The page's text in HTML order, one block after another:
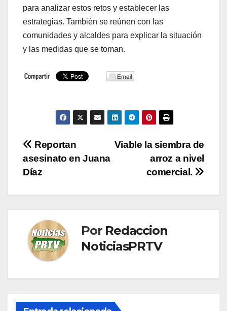
para analizar estos retos y establecer las
estrategias. También se reúnen con las
comunidades y alcaldes para explicar la situación
y las medidas que se toman.
Navegación
de
entradas
Viable la siembra de
arroz a nivel
comercial.
Reportan
asesinato en Juana
Díaz
Por Redaccion
NoticiasPRTV